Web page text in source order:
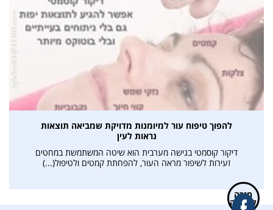
להפוך טיפוח עור למיומנות מדויקת שמביאה תוצאות
נראות לעין
דיקור קוסמטי בגישה מערבית הוא שיטה המשתמשת במחטים
זעירות לשיפור מראה העור, להפחתת קמטים ולטיפול(...)
חזרה
למעלה